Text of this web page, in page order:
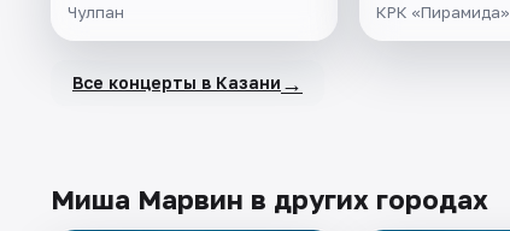
Чулпан КРК «Пирамида»
Все концерты в Казани →
Миша Марвин в других городах